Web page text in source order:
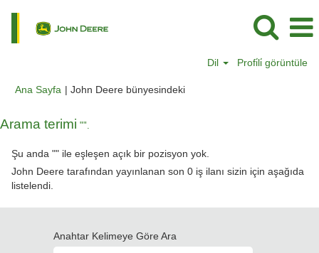
Dil Profi̇li̇ görüntüle
Ana Sayfa | John Deere bünyesindeki(mevcut
Arama terimi "".
Şu anda "" ile eşleşen açık bir pozisyon yok.
John Deere tarafından yayınlanan son 0 iş ilanı sizin için aşağıda
listelendi.
Anahtar Kelimeye Göre Ara